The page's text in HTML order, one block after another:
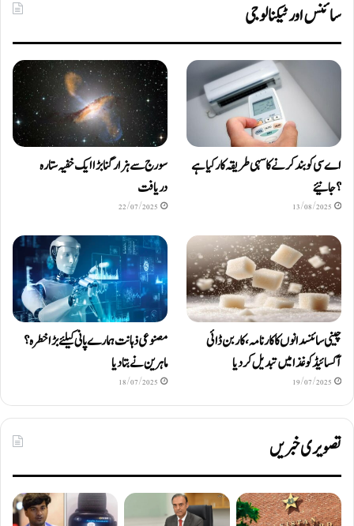
سائنس اور ٹیکنالوجی
اے سی کو بند کرنے کا سہی طریقہ کار کیا ہے
؟ جانیئے
13/08/2025
سورج سے ہزار گنا بڑا ایک خفیہ ستارہ
دریافت
22/07/2025
چینی سائنسدانوں کا کارنامہ، کاربن ڈائی
آکسائیڈ کو غذا میں تبدیل کردیا
19/07/2025
مصنوعی ذہانت ہمارے پانی کیلئے بڑا خطرہ؟
ماہرین نے بتا دیا
18/07/2025
تصویری خبریں